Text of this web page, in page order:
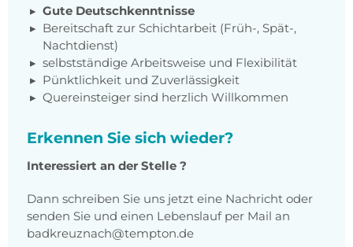
Gute Deutschkenntnisse
Bereitschaft zur Schichtarbeit (Früh-, Spät-,
Nachtdienst)
selbstständige Arbeitsweise und Flexibilität
Pünktlichkeit und Zuverlässigkeit
Quereinsteiger sind herzlich Willkommen
Erkennen Sie sich wieder?
Interessiert an der Stelle ?
Dann schreiben Sie uns jetzt eine Nachricht oder
senden Sie und einen Lebenslauf per Mail an
badkreuznach@tempton.de